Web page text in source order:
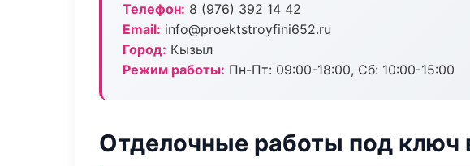
Телефон: 8 (976) 392 14 42
Email: info@proektstroyfini652.ru
Город: Кызыл
Режим работы: Пн-Пт: 09:00-18:00, Сб: 10:00-15:00
Отделочные работы под ключ